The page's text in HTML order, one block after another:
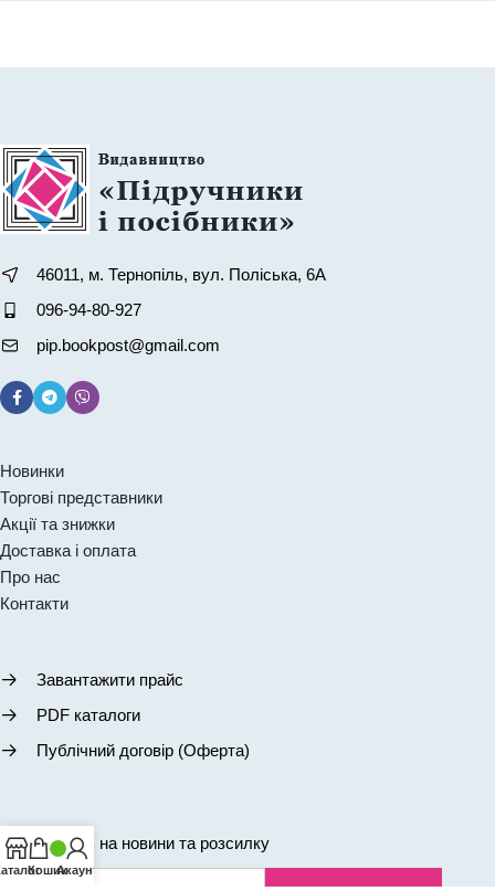
46011, м. Тернопіль, вул. Поліська, 6А
096-94-80-927
pip.bookpost@gmail.com
Новинки
Торгові представники
Акції та знижки
Доставка і оплата
Про нас
Контакти
Завантажити прайс
PDF каталоги
Публічний договір (Оферта)
Підписатись на новини та розсилку
КошикАкаунт